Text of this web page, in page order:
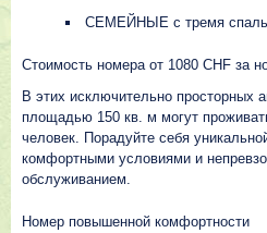
СЕМЕЙНЫЕ с тремя
Стоимость номера от 1080 CHF за
В этих исключительно просторных
площадью 150 кв. м могут
человек. Порадуйте себя
комфортными условиями и
обслуживанием.
Номер повышенной комфортности